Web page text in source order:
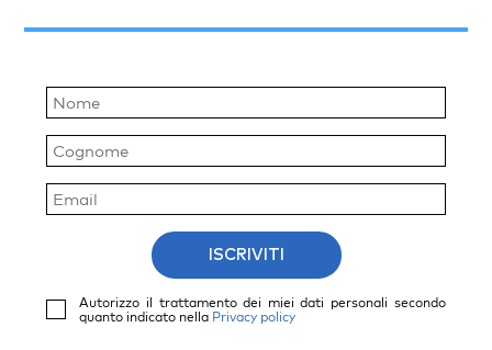
ISCRIVITI
Autorizzo il trattamento dei miei dati personali secondo
quanto indicato nella Privacy policy